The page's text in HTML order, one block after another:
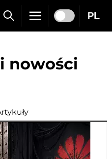
PL
nowości